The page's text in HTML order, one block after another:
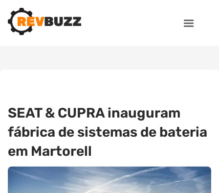
SEAT & CUPRA inauguram
fábrica de sistemas de bateria
em Martorell